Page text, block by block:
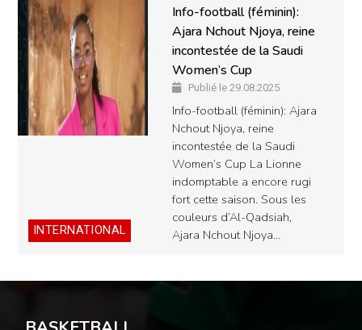
INTERNATIONAL
Info-football (féminin):
Ajara Nchout Njoya, reine
incontestée de la Saudi
Women’s Cup
Publié le 29.08.2025
Info-football (féminin): Ajara
Nchout Njoya, reine
incontestée de la Saudi
Women’s Cup La Lionne
indomptable a encore rugi
fort cette saison. Sous les
couleurs d’Al-Qadsiah,
Ajara Nchout Njoya…